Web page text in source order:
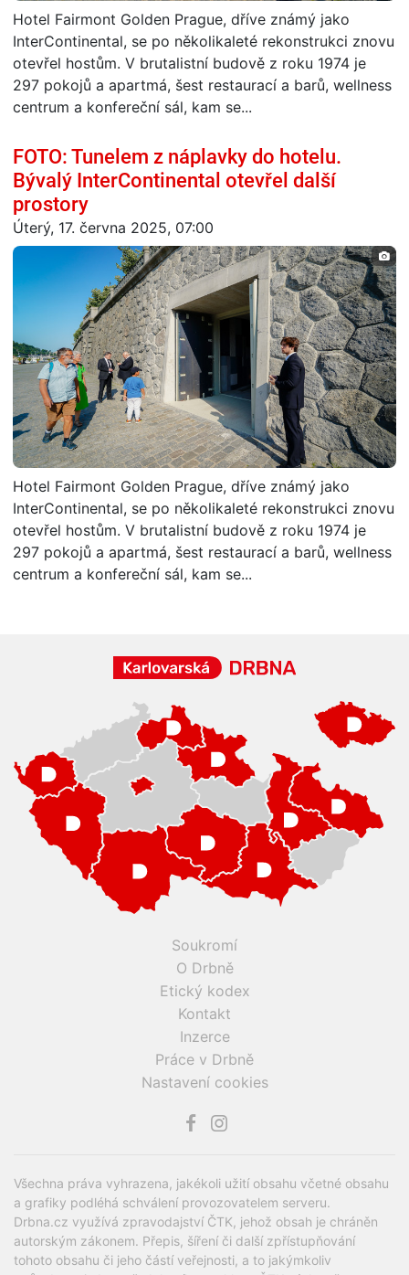
Hotel Fairmont Golden Prague, dříve známý jako
InterContinental, se po několikaleté rekonstrukci znovu
otevřel hostům. V brutalistní budově z roku 1974 je
297 pokojů a apartmá, šest restaurací a barů, wellness
centrum a konfereční sál, kam se...
FOTO: Tunelem z náplavky do hotelu.
Bývalý InterContinental otevřel další
prostory
Úterý, 17. června 2025, 07:00
Hotel Fairmont Golden Prague, dříve známý jako
InterContinental, se po několikaleté rekonstrukci znovu
otevřel hostům. V brutalistní budově z roku 1974 je
297 pokojů a apartmá, šest restaurací a barů, wellness
centrum a konfereční sál, kam se...
Soukromí
O Drbně
Etický kodex
Kontakt
Inzerce
Práce v Drbně
Nastavení cookies
Všechna práva vyhrazena, jakékoli užití obsahu včetné obsahu
a grafiky podléhá schválení provozovatelem serveru.
Drbna.cz využívá zpravodajství ČTK, jehož obsah je chráněn
autorským zákonem. Přepis, šíření či další zpřístupňování
tohoto obsahu či jeho částí veřejnosti, a to jakýmkoliv